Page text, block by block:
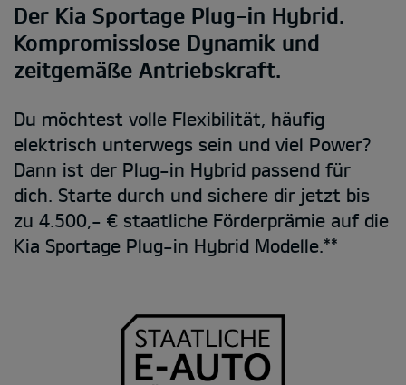
Der Kia Sportage Plug-in Hybrid.
Kompromisslose Dynamik und
zeitgemäße Antriebskraft.
Du möchtest volle Flexibilität, häufig
elektrisch unterwegs sein und viel Power?
Dann ist der Plug-in Hybrid passend für
dich. Starte durch und sichere dir jetzt bis
zu 4.500,- € staatliche Förderprämie auf die
Kia Sportage Plug-in Hybrid Modelle.**